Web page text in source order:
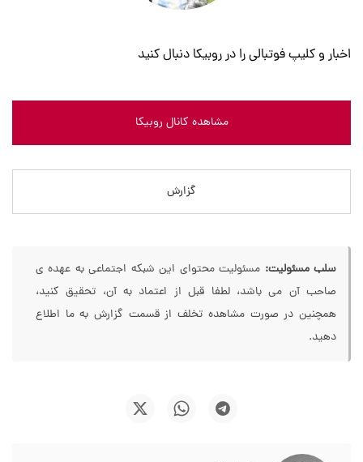
اخبار و کلیپ فوتبالی را در روبیکا دنبال کنید
مشاهده کانال روبیکا
گزارش
سلب مسئولیت: مسئولیت محتوای این شبکه اجتماعی به عهده ی
صاحب آن می باشد، لطفا قبل از اعتماد به آن، تحقیق کنید،
همچنین در صورت مشاهده تخلف از قسمت گزارش به ما اطلاع
دهید.